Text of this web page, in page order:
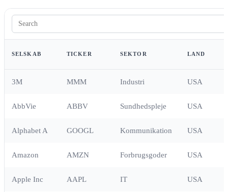
SELSKAB TICKER SEKTOR LAND
3M MMM Industri USA
AbbVie ABBV Sundhedspleje USA
Alphabet A GOOGL Kommunikation USA
Amazon AMZN Forbrugsgoder USA
Apple Inc AAPL IT USA